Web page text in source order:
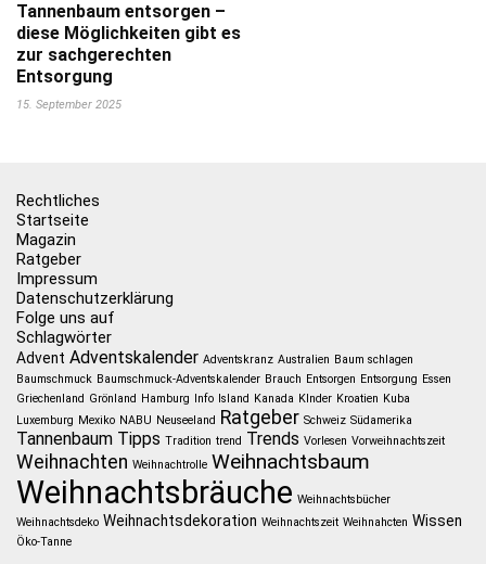
Tannenbaum entsorgen –
diese Möglichkeiten gibt es
zur sachgerechten
Entsorgung
15. September 2025
Rechtliches
Startseite
Magazin
Ratgeber
Impressum
Datenschutzerklärung
Folge uns auf
Schlagwörter
Advent Adventskalender Adventskranz Australien Baum schlagen
Baumschmuck Baumschmuck-Adventskalender Brauch Entsorgen Entsorgung Essen
Griechenland Grönland Hamburg Info Island Kanada KInder Kroatien Kuba
Luxemburg Mexiko NABU Neuseeland Ratgeber Schweiz Südamerika
Tannenbaum Tipps Tradition trend Trends Vorlesen Vorweihnachtszeit
Weihnachten Weihnachtrolle Weihnachtsbaum
Weihnachtsbräuche Weihnachtsbücher
Weihnachtsdeko Weihnachtsdekoration Weihnachtszeit Weihnahcten Wissen
Öko-Tanne